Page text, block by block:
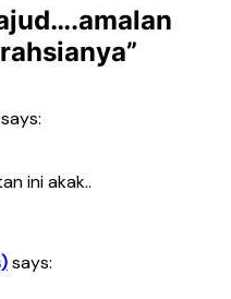
”
says:
ini akak..
says: